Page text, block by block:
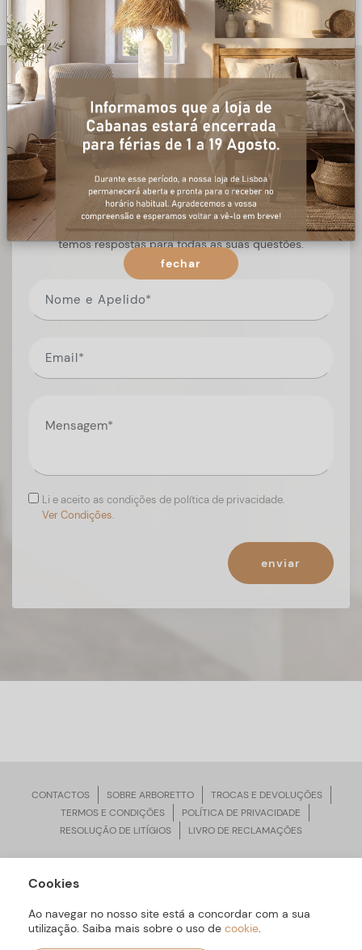
+ informações
Preencha o formulário, e num curto espaço de tempo,
temos respostas para todas as suas questões.
Li e aceito as condições de política de privacidade.
Ver Condições.
enviar
CONTACTOS SOBRE ARBORETTO
TROCAS E DEVOLUÇÕES
TERMOS E CONDIÇÕES
POLÍTICA DE PRIVACIDADE
RESOLUÇÃO DE LITÍGIOS
LIVRO DE RECLAMAÇÕES
ARBORETTO © Todos os Direitos Reservados | Desenvolvido por
Cookies
Ao navegar no nosso site está a concordar com a sua
utilização. Saiba mais sobre o uso de cookie.
fechar